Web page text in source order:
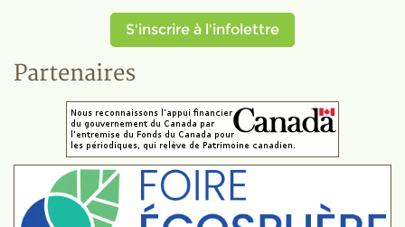
S'inscrire à l'infolettre
Partenaires